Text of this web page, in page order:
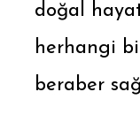
doğal
herhangi
beraber